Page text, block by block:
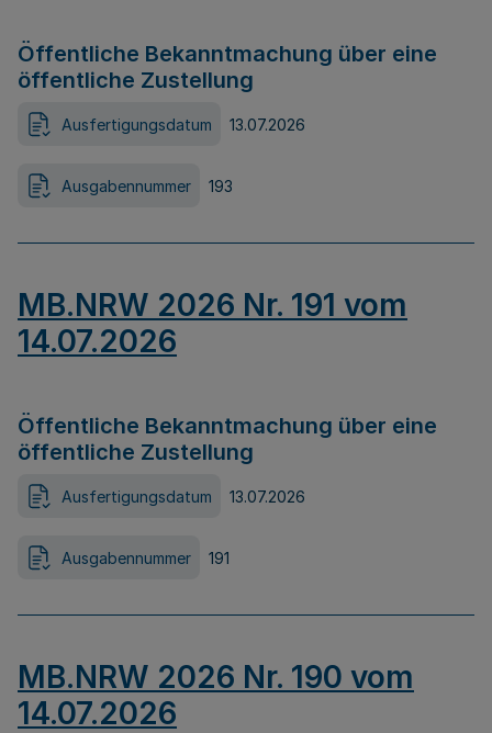
Öffentliche Bekanntmachung über eine
öffentliche Zustellung
Ausfertigungsdatum 13.07.2026
Ausgabennummer 193
MB.NRW 2026 Nr. 191 vom
14.07.2026
Öffentliche Bekanntmachung über eine
öffentliche Zustellung
Ausfertigungsdatum 13.07.2026
Ausgabennummer 191
MB.NRW 2026 Nr. 190 vom
14.07.2026